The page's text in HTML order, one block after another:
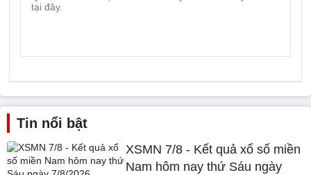
Tin nổi bật
XSMN 7/8 - Kết quả xổ số miền
Nam hôm nay thứ Sáu ngày